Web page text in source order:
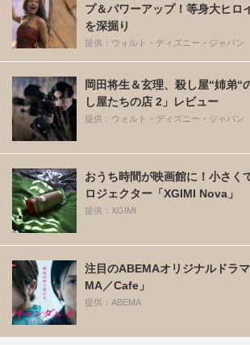
プ＆パワーアップ！等身大ヒロ
を深掘り
提供：ウォルト・ディズニー・ジャパン
岡田将生＆玄理、殺し屋“姉弟“
し屋たちの店 2」レビュー
提供：ウォルト・ディズニー・ジャパン
おうち時間が映画館に！小さく
ロジェクター「XGIMI Nova」
提供：XGIMI
注目のABEMAオリジナルドラ
MA／Cafe」
提供：ABEMA